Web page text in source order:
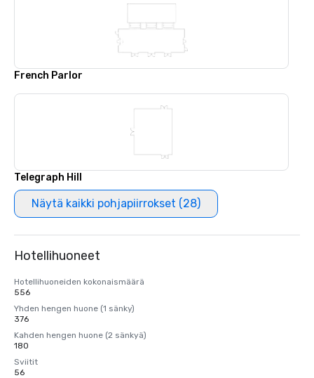
French Parlor
Telegraph Hill
Näytä kaikki pohjapiirrokset (28)
Hotellihuoneet
Hotellihuoneiden kokonaismäärä
556
Yhden hengen huone (1 sänky)
376
Kahden hengen huone (2 sänkyä)
180
Sviitit
56